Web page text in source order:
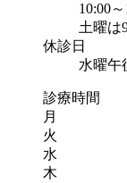
10:00
土曜は
休診日
水曜午
診療時間
月
火
水
木